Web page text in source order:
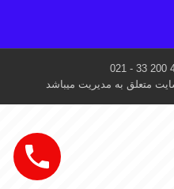
متعلق به مدیریت میباشد